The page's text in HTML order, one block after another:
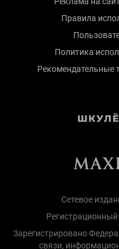
Правила
Политика
Рекомендательные
Сетевое
Зарегистрировано
связи,